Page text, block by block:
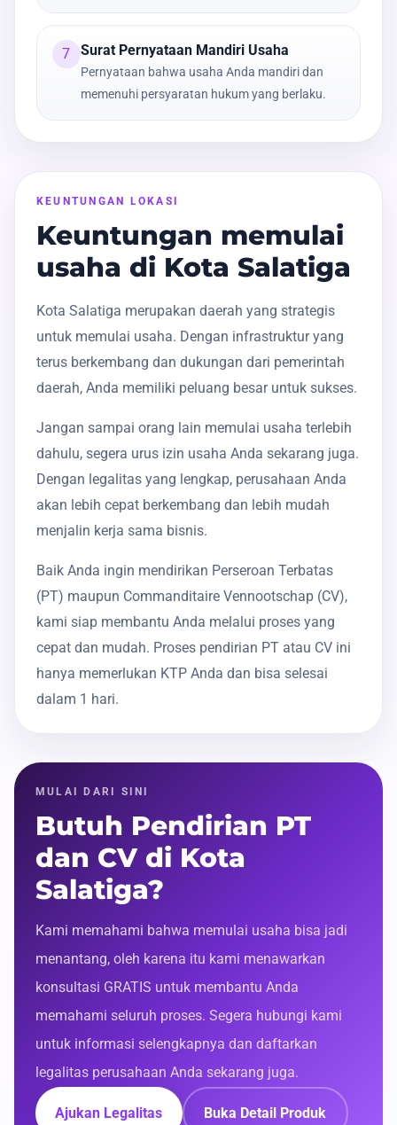
7 Surat Pernyataan Mandiri Usaha
Pernyataan bahwa usaha Anda mandiri dan
memenuhi persyaratan hukum yang berlaku.
KEUNTUNGAN LOKASI
Keuntungan memulai
usaha di Kota Salatiga
Kota Salatiga merupakan daerah yang strategis
untuk memulai usaha. Dengan infrastruktur yang
terus berkembang dan dukungan dari pemerintah
daerah, Anda memiliki peluang besar untuk sukses.
Jangan sampai orang lain memulai usaha terlebih
dahulu, segera urus izin usaha Anda sekarang juga.
Dengan legalitas yang lengkap, perusahaan Anda
akan lebih cepat berkembang dan lebih mudah
menjalin kerja sama bisnis.
Baik Anda ingin mendirikan Perseroan Terbatas
(PT) maupun Commanditaire Vennootschap (CV),
kami siap membantu Anda melalui proses yang
cepat dan mudah. Proses pendirian PT atau CV ini
hanya memerlukan KTP Anda dan bisa selesai
dalam 1 hari.
MULAI DARI SINI
Butuh Pendirian PT
dan CV di Kota
Salatiga?
Kami memahami bahwa memulai usaha bisa jadi
menantang, oleh karena itu kami menawarkan
konsultasi GRATIS untuk membantu Anda
memahami seluruh proses. Segera hubungi kami
untuk informasi selengkapnya dan daftarkan
legalitas perusahaan Anda sekarang juga.
Ajukan Legalitas Buka Detail Produk